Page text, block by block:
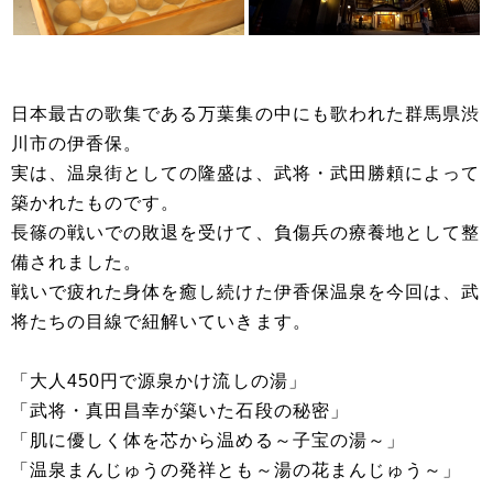
日本最古の歌集である万葉集の中にも歌われた群馬県渋
川市の伊香保。
実は、温泉街としての隆盛は、武将・武田勝頼によって
築かれたものです。
長篠の戦いでの敗退を受けて、負傷兵の療養地として整
備されました。
戦いで疲れた身体を癒し続けた伊香保温泉を今回は、武
将たちの目線で紐解いていきます。
「大人450円で源泉かけ流しの湯」
「武将・真田昌幸が築いた石段の秘密」
「肌に優しく体を芯から温める～子宝の湯～」
「温泉まんじゅうの発祥とも～湯の花まんじゅう～」